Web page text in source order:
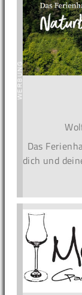
Das
dich und